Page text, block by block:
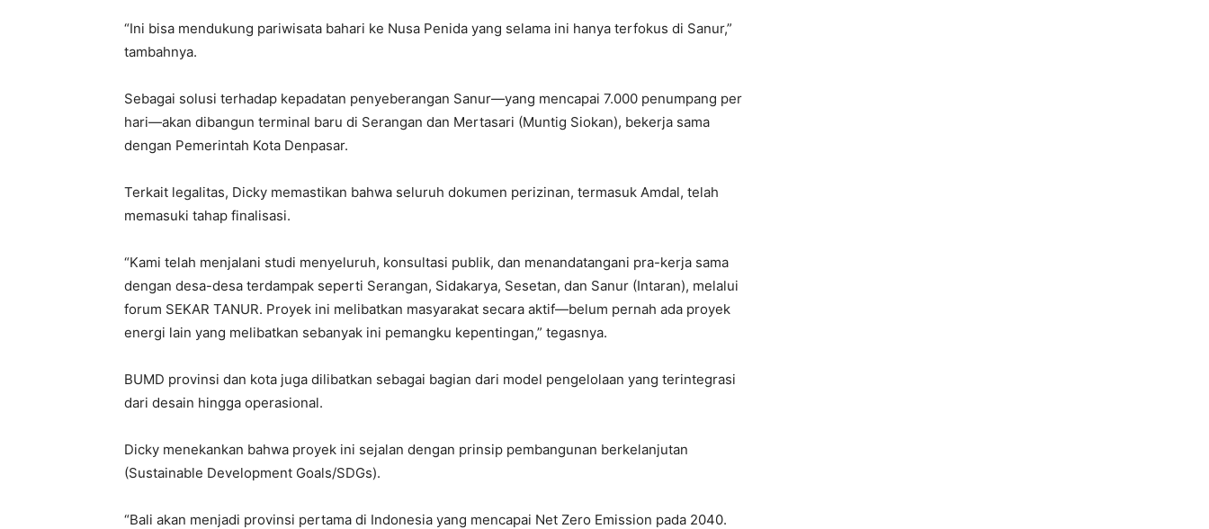
“Ini bisa mendukung pariwisata bahari ke Nusa Penida yang selama ini hanya terfokus di Sanur,”
tambahnya.
Sebagai solusi terhadap kepadatan penyeberangan Sanur—yang mencapai 7.000 penumpang per
hari—akan dibangun terminal baru di Serangan dan Mertasari (Muntig Siokan), bekerja sama
dengan Pemerintah Kota Denpasar.
Terkait legalitas, Dicky memastikan bahwa seluruh dokumen perizinan, termasuk Amdal, telah
memasuki tahap finalisasi.
“Kami telah menjalani studi menyeluruh, konsultasi publik, dan menandatangani pra-kerja sama
dengan desa-desa terdampak seperti Serangan, Sidakarya, Sesetan, dan Sanur (Intaran), melalui
forum SEKAR TANUR. Proyek ini melibatkan masyarakat secara aktif—belum pernah ada proyek
energi lain yang melibatkan sebanyak ini pemangku kepentingan,” tegasnya.
BUMD provinsi dan kota juga dilibatkan sebagai bagian dari model pengelolaan yang terintegrasi
dari desain hingga operasional.
Dicky menekankan bahwa proyek ini sejalan dengan prinsip pembangunan berkelanjutan
(Sustainable Development Goals/SDGs).
“Bali akan menjadi provinsi pertama di Indonesia yang mencapai Net Zero Emission pada 2040.